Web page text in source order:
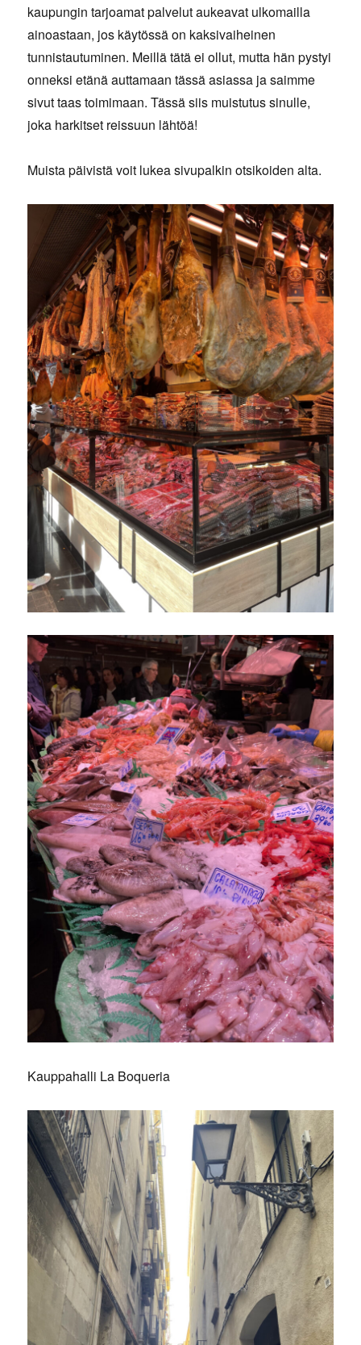
kaupungin tarjoamat palvelut aukeavat ulkomailla
ainoastaan, jos käytössä on kaksivaiheinen
tunnistautuminen. Meillä tätä ei ollut, mutta hän pystyi
onneksi etänä auttamaan tässä asiassa ja saimme
sivut taas toimimaan. Tässä siis muistutus sinulle,
joka harkitset reissuun lähtöä!
Muista päivistä voit lukea sivupalkin otsikoiden alta.
Kauppahalli La Boqueria